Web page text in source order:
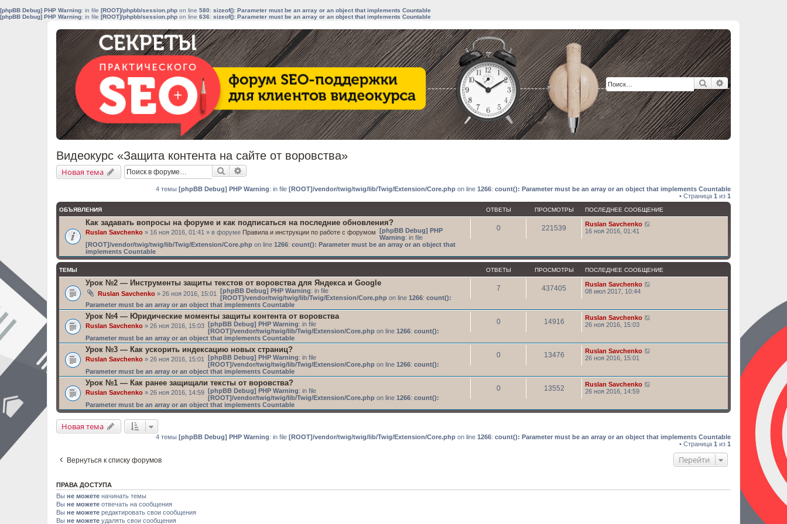
[phpBB Debug] PHP Warning: in file [ROOT]/phpbb/session.php on line 580: sizeof(): Parameter must be an array or an object that implements Countable
[phpBB Debug] PHP Warning: in file [ROOT]/phpbb/session.php on line 636: sizeof(): Parameter must be an array or an object that implements Countable
ПоискРасширенный
Видеокурс «Защита контента на сайте от воровства»
Новая тема Поиск
4 темы [phpBB Debug] PHP Warning: in file [ROOT]/vendor/twig/twig/lib/Twig/Extension/Core.php on line 1266: count(): Parameter must be an array or an object that implements Countable
• Страница 1 из 1
ОБЪЯВЛЕНИЯ ОТВЕТЫ ПРОСМОТРЫ ПОСЛЕДНЕЕ СООБЩЕНИЕ
Как задавать вопросы на форуме и как подписаться на последние обновления?
Ruslan Savchenko » 16 ноя 2016, 01:41 » в форуме Правила и инструкции по работе с форумом [phpBB Debug] PHP
Warning: in file
[ROOT]/vendor/twig/twig/lib/Twig/Extension/Core.php on line 1266: count(): Parameter must be an array or an object that
implements Countable
0 221539
Ruslan Savchenko
16 ноя 2016, 01:41
ТЕМЫ ОТВЕТЫ ПРОСМОТРЫ ПОСЛЕДНЕЕ СООБЩЕНИЕ
Урок №2 — Инструменты защиты текстов от воровства для Яндекса и Google
Ruslan Savchenko » 26 ноя 2016, 15:01 [phpBB Debug] PHP Warning: in file
[ROOT]/vendor/twig/twig/lib/Twig/Extension/Core.phpon line 1266: count():
Parameter must be an array or an object that implements Countable
7 437405
Ruslan Savchenko
08 июл 2017, 10:44
Урок №4 — Юридические моменты защиты контента от воровства
Ruslan Savchenko » 26 ноя 2016, 15:03 [phpBB Debug] PHP Warning: in file
[ROOT]/vendor/twig/twig/lib/Twig/Extension/Core.phpon line 1266: count():
Parameter must be an array or an object that implements Countable
0 14916
Ruslan Savchenko
26 ноя 2016, 15:03
Урок №3 — Как ускорить индексацию новых страниц?
Ruslan Savchenko » 26 ноя 2016, 15:01 [phpBB Debug] PHP Warning: in file
[ROOT]/vendor/twig/twig/lib/Twig/Extension/Core.phpon line 1266: count():
Parameter must be an array or an object that implements Countable
0 13476
Ruslan Savchenko
26 ноя 2016, 15:01
Урок №1 — Как ранее защищали тексты от воровства?
Ruslan Savchenko » 26 ноя 2016, 14:59 [phpBB Debug] PHP Warning: in file
[ROOT]/vendor/twig/twig/lib/Twig/Extension/Core.phpon line 1266: count():
Parameter must be an array or an object that implements Countable
0 13552
Ruslan Savchenko
26 ноя 2016, 14:59
Новая тема
4 темы [phpBB Debug] PHP Warning: in file [ROOT]/vendor/twig/twig/lib/Twig/Extension/Core.php on line 1266: count(): Parameter must be an array or an object that implements Countable
• Страница 1 из 1
Вернуться к списку форумов Перейти
ПРАВА ДОСТУПА
Вы не можете начинать темы
Вы не можете отвечать на сообщения
Вы не можете редактировать свои сообщения
Вы не можете удалять свои сообщения